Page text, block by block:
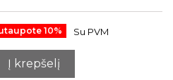
10% Su PVM
Į krepšelį